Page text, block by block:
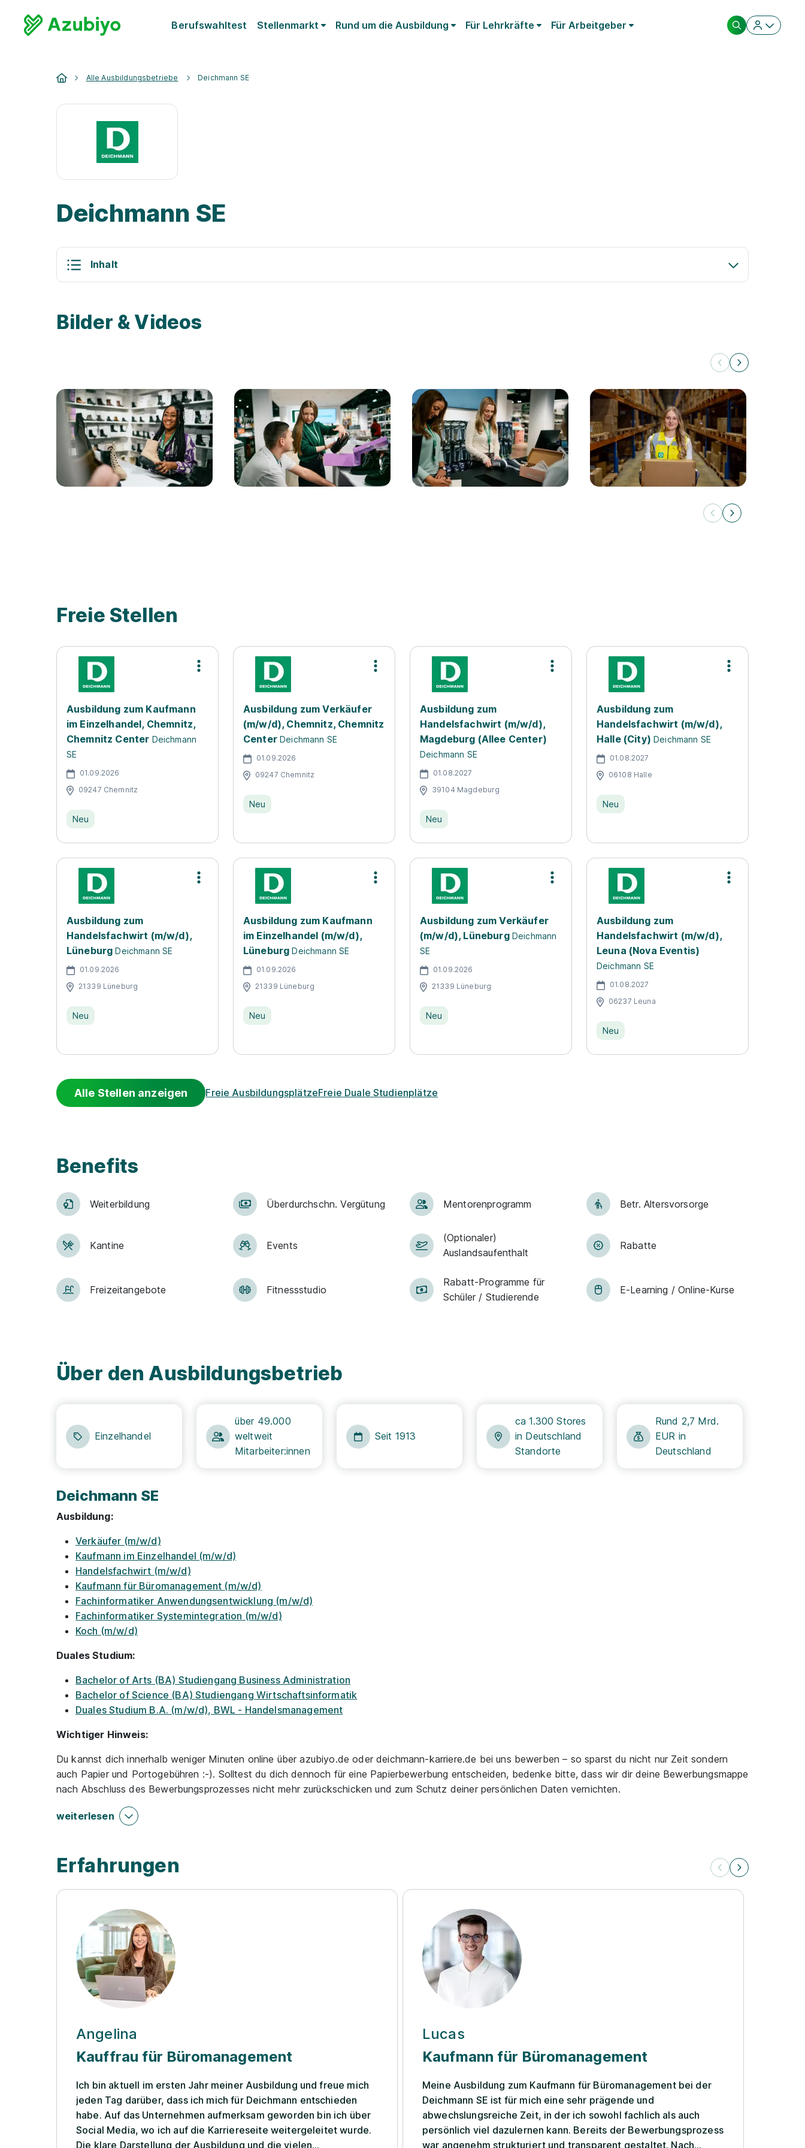
Berufswahltest Stellenmarkt Rund um die Ausbildung Für Lehrkräfte Für Arbeitgeber
Alle Ausbildungsbetriebe Deichmann SE
Deichmann SE
Inhalt
Bilder & Videos
Freie Stellen
Ausbildung zum Kaufmann
im Einzelhandel, Chemnitz,
Chemnitz Center Deichmann
SE
01.09.2026
09247 Chemnitz
Neu
Ausbildung zum Verkäufer
(m/w/d), Chemnitz, Chemnitz
Center Deichmann SE
01.09.2026
09247 Chemnitz
Neu
Ausbildung zum
Handelsfachwirt (m/w/d),
Magdeburg (Allee Center)
Deichmann SE
01.08.2027
39104 Magdeburg
Neu
Ausbildung zum
Handelsfachwirt (m/w/d),
Halle (City) Deichmann SE
01.08.2027
06108 Halle
Neu
Ausbildung zum
Handelsfachwirt (m/w/d),
Lüneburg Deichmann SE
01.09.2026
21339 Lüneburg
Neu
Ausbildung zum Kaufmann
im Einzelhandel (m/w/d),
Lüneburg Deichmann SE
01.09.2026
21339 Lüneburg
Neu
Ausbildung zum Verkäufer
(m/w/d), Lüneburg Deichmann
SE
01.09.2026
21339 Lüneburg
Neu
Ausbildung zum
Handelsfachwirt (m/w/d),
Leuna (Nova Eventis)
Deichmann SE
01.08.2027
06237 Leuna
Neu
Alle Stellen anzeigen Freie AusbildungsplätzeFreie Duale Studienplätze
Benefits
Weiter­bildung Über­durch­schn. Ver­gü­tung Men­to­ren­pro­gramm Betr. Alters­vor­sorge
Kantine Events
(Optionaler)
Auslandsaufenthalt
Rabatte
Frei­zeit­an­ge­bo­te Fit­ness­stu­dio
Rabatt-Pro­gramme für
Schüler / ­Studierende
E-Lear­ning / On­line-Kur­se
Über den Ausbildungsbetrieb
Einzelhandel
über 49.000
weltweit
Mitarbeiter:innen
Seit 1913
ca 1.300 Stores
in Deutschland
Standorte
Rund 2,7 Mrd.
EUR in
Deutschland
Deichmann SE
Ausbildung:
Verkäufer (m/w/d)
Kaufmann im Einzelhandel (m/w/d)
Handelsfachwirt (m/w/d)
Kaufmann für Büromanagement (m/w/d)
Fachinformatiker Anwendungsentwicklung (m/w/d)
Fachinformatiker Systemintegration (m/w/d)
Koch (m/w/d)
Duales Studium:
Bachelor of Arts (BA) Studiengang Business Administration
Bachelor of Science (BA) Studiengang Wirtschaftsinformatik
Duales Studium B.A. (m/w/d), BWL - Handelsmanagement
Wichtiger Hinweis:
Du kannst dich innerhalb weniger Minuten online über azubiyo.de oder deichmann-karriere.de bei uns bewerben – so sparst du nicht nur Zeit sondern
auch Papier und Portogebühren :-). Solltest du dich dennoch für eine Papierbewerbung entscheiden, bedenke bitte, dass wir dir deine Bewerbungsmappe
nach Abschluss des Bewerbungsprozesses nicht mehr zurückschicken und zum Schutz deiner persönlichen Daten vernichten.
weiterlesen
Erfahrungen
Angelina
Kauffrau für Büromanagement
Ich bin aktuell im ersten Jahr meiner Ausbildung und freue mich
jeden Tag darüber, dass ich mich für Deichmann entschieden
habe. Auf das Unternehmen aufmerksam geworden bin ich über
Social Media, wo ich auf die Karriereseite weitergeleitet wurde.
Die klare Darstellung der Ausbildung und die vielen
Lucas
Kaufmann für Büromanagement
Meine Ausbildung zum Kaufmann für Büromanagement bei der
Deichmann SE ist für mich eine sehr prägende und
abwechslungsreiche Zeit, in der ich sowohl fachlich als auch
persönlich viel dazulernen kann. Bereits der Bewerbungsprozess
war angenehm strukturiert und transparent gestaltet. Nach